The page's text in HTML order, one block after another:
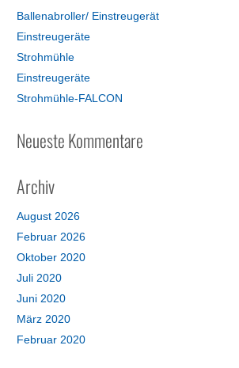
Ballenabroller/ Einstreugerät
Einstreugeräte
Strohmühle
Einstreugeräte
Strohmühle-FALCON
Neueste Kommentare
Archiv
August 2026
Februar 2026
Oktober 2020
Juli 2020
Juni 2020
März 2020
Februar 2020